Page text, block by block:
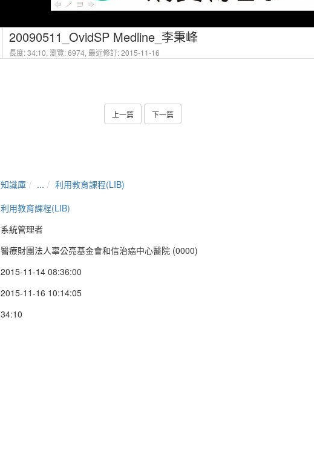
171
20090511_OvidSP Medline_李秉峰
長度: 34:10, 瀏覽: 6974, 最近修訂: 2015-11-16
上一篇 下一篇
知識庫 ...
利用教育課程(LIB)
利用教育課程(LIB)
系統管理者
醫療財團法人辜公亮基金會和信治癌中心醫院 (0000)
2015-11-14 08:36:00
2015-11-16 10:14:05
34:10